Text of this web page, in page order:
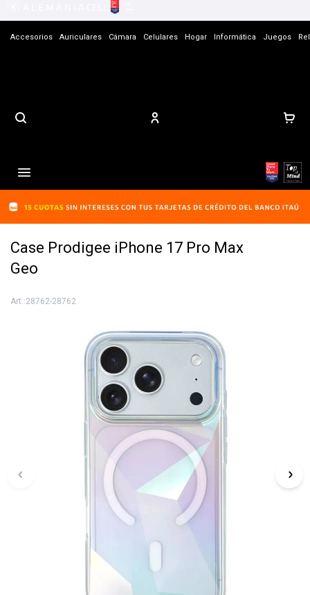
Accesorios Auriculares Cámara Celulares Hogar Informática Juegos

Case Prodigee iPhone 17 Pro Max
Geo
28762-28762